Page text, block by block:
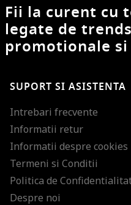
Fii la curent cu
legate de
promotionale
SUPORT SI ASISTENTA
Intrebari frecvente
Informatii retur
Informatii despre cookies
Termeni si Conditii
Politica de
Despre noi